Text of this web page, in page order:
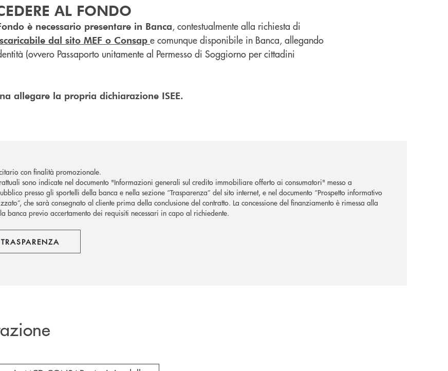
AL FONDO
è necessario presentare in Banca, contestualmente alla richiesta di
dal sito MEF o Consap e comunque disponibile in Banca, allegando
(ovvero Passaporto unitamente al Permesso di Soggiorno per cittadini
allegare la propria dichiarazione ISEE.
con finalità promozionale.
sono indicate nel documento "Informazioni generali sul credito immobiliare offerto ai consumatori" messo a
presso gli sportelli della banca e nella sezione “Trasparenza” del sito internet, e nel documento “Prospetto informativo
che sarà consegnato al cliente prima della conclusione del contratto. La concessione del finanziamento è rimessa alla
banca previo accertamento dei requisiti necessari in capo al richiedente.